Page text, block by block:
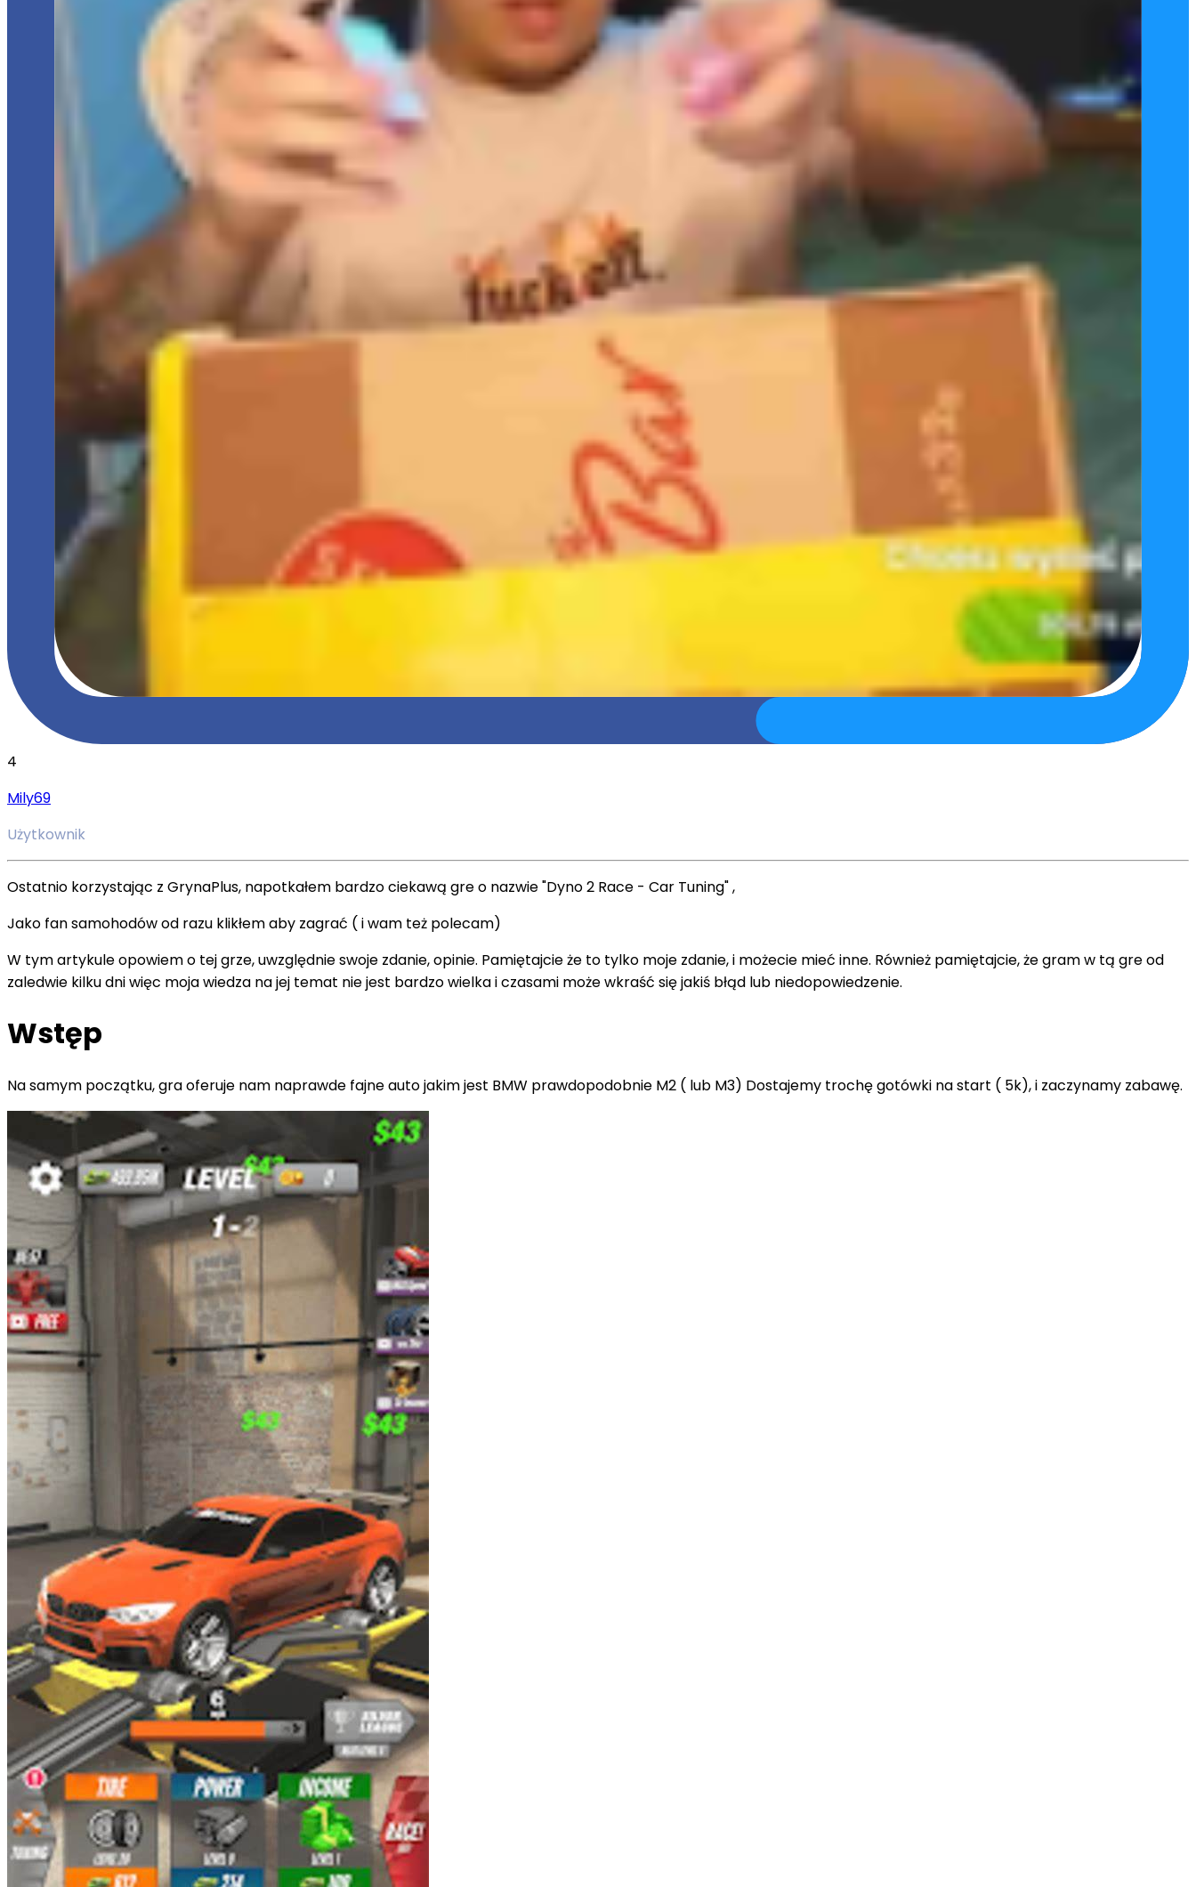
4
Mily69
Użytkownik
Ostatnio korzystając z GrynaPlus, napotkałem bardzo ciekawą gre o nazwie "Dyno 2 Race - Car Tuning" ,
Jako fan samohodów od razu klikłem aby zagrać ( i wam też polecam)
W tym artykule opowiem o tej grze, uwzględnie swoje zdanie, opinie. Pamiętajcie że to tylko moje zdanie, i możecie mieć inne. Również pamiętajcie, że gram w tą gre od
zaledwie kilku dni więc moja wiedza na jej temat nie jest bardzo wielka i czasami może wkraść się jakiś błąd lub niedopowiedzenie.
Wstęp
Na samym początku, gra oferuje nam naprawde fajne auto jakim jest BMW prawdopodobnie M2 ( lub M3) Dostajemy trochę gotówki na start ( 5k), i zaczynamy zabawę.